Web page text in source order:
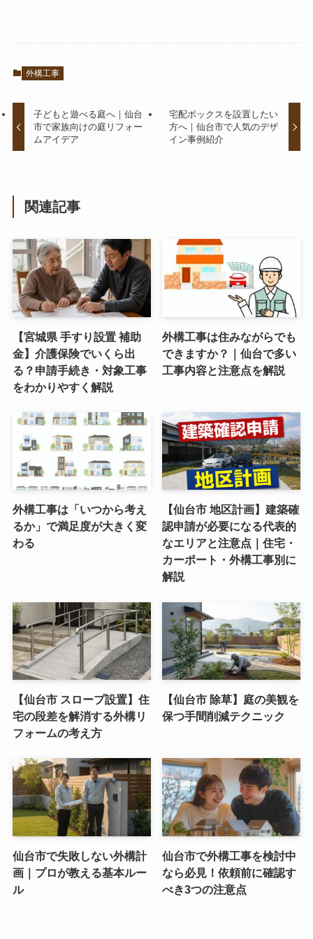
外構工事
子どもと遊べる庭へ｜仙台
市で家族向けの庭リフォー
ムアイデア
宅配ボックスを設置したい
方へ｜仙台市で人気のデザ
イン事例紹介
関連記事
【宮城県 手すり設置 補助
金】介護保険でいくら出
る？申請手続き・対象工事
をわかりやすく解説
外構工事は住みながらでも
できますか？｜仙台で多い
工事内容と注意点を解説
外構工事は「いつから考え
るか」で満足度が大きく変
わる
【仙台市 地区計画】建築確
認申請が必要になる代表的
なエリアと注意点｜住宅・
カーポート・外構工事別に
解説
【仙台市 スロープ設置】住
宅の段差を解消する外構リ
フォームの考え方
【仙台市 除草】庭の美観を
保つ手間削減テクニック
仙台市で失敗しない外構計
画｜プロが教える基本ルー
ル
仙台市で外構工事を検討中
なら必見！依頼前に確認す
べき3つの注意点